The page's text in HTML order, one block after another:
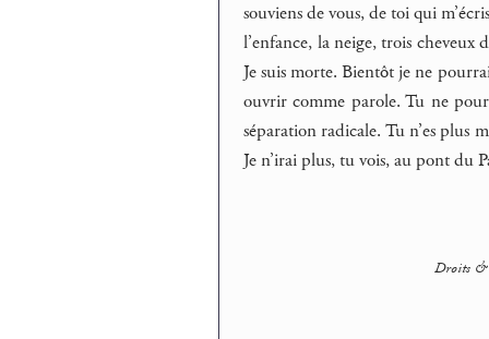
souviens de vous, de toi qui
l’enfance, la neige, trois
Je suis morte. Bientôt je ne
ouvrir comme parole. Tu ne
séparation radicale. Tu n’es plus
Je n’irai plus, tu vois, au pont du
Droits &